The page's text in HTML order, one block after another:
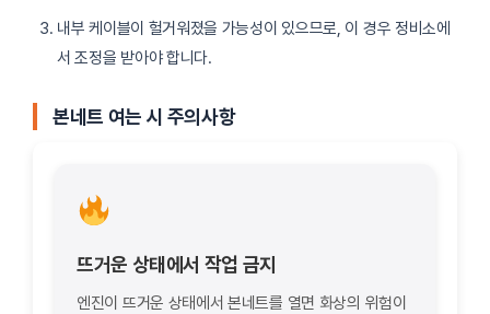
내부 케이블이 헐거워졌을 가능성이 있으므로, 이 경우 정비소에
서 조정을 받아야 합니다.
본네트 여는 시 주의사항
뜨거운 상태에서 작업 금지
엔진이 뜨거운 상태에서 본네트를 열면 화상의 위험이